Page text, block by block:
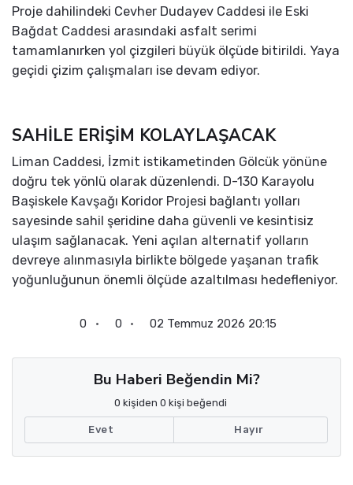
Proje dahilindeki Cevher Dudayev Caddesi ile Eski
Bağdat Caddesi arasındaki asfalt serimi
tamamlanırken yol çizgileri büyük ölçüde bitirildi. Yaya
geçidi çizim çalışmaları ise devam ediyor.
SAHİLE ERİŞİM KOLAYLAŞACAK
Liman Caddesi, İzmit istikametinden Gölcük yönüne
doğru tek yönlü olarak düzenlendi. D-130 Karayolu
Başiskele Kavşağı Koridor Projesi bağlantı yolları
sayesinde sahil şeridine daha güvenli ve kesintisiz
ulaşım sağlanacak. Yeni açılan alternatif yolların
devreye alınmasıyla birlikte bölgede yaşanan trafik
yoğunluğunun önemli ölçüde azaltılması hedefleniyor.
0 0 02 Temmuz 2026 20:15
Bu Haberi Beğendin Mi?
0 kişiden 0 kişi beğendi
Evet Hayır